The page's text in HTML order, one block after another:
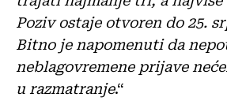
Poziv ostaje otvoren do 25.
Bitno je napomenuti da
neblagovremene prijave
u razmatranje.“